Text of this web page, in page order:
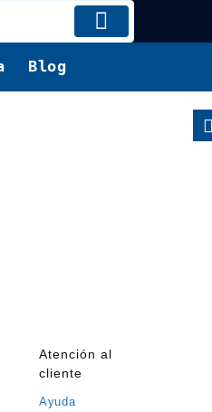
Blog
Atención al
cliente
Ayuda